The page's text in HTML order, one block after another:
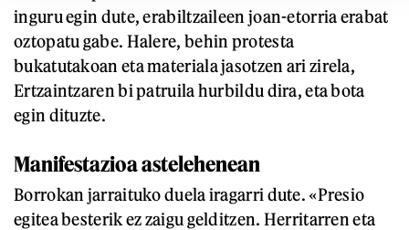
inguru egin dute, erabiltzaileen joan-etorria erabat
oztopatu gabe. Halere, behin protesta
bukatutakoan eta materiala jasotzen ari zirela,
Ertzaintzaren bi patruila hurbildu dira, eta bota
egin dituzte.
Manifestazioa astelehenean
Borrokan jarraituko duela iragarri dute. «Presio
egitea besterik ez zaigu gelditzen. Herritarren eta